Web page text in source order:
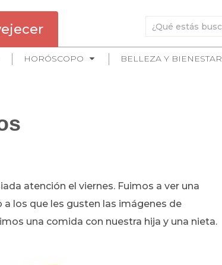
HORÓSCOPO BELLEZA Y BIENESTAR
atención el viernes. Fuimos a ver una
los que les gusten las imágenes de
una comida con nuestra hija y una nieta.